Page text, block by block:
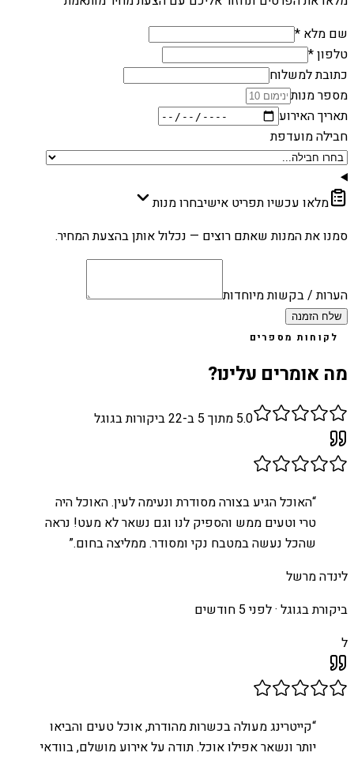
שם מלא *
טלפון *
כתובת למשלוח
מספר מנות
תאריך האירוע
חבילה מועדפת
מלאו עכשיו תפריט אישיבחרו מנות
סמנו את המנות שאתם רוצים — נכלול אותן בהצעת המחיר.
הערות / בקשות מיוחדות
שלח הזמנה
לקוחות מספרים
מה אומרים עלינו?
5.0 מתוך 5 ב- 22ביקורות בגוגל
“האוכל הגיע בצורה מסודרת ונעימה לעין. האוכל היה
טרי וטעים ממש והספיק לנו וגם נשאר לא מעט! נראה
שהכל נעשה במטבח נקי ומסודר. ממליצה בחום.”
לינדה מרשל
ביקורת בגוגל ·לפני 5 חודשים
ל
“קייטרינג מעולה בכשרות מהודרת, אוכל טעים והביאו
יותר ונשאר אפילו אוכל. תודה על אירוע מושלם, בוודאי